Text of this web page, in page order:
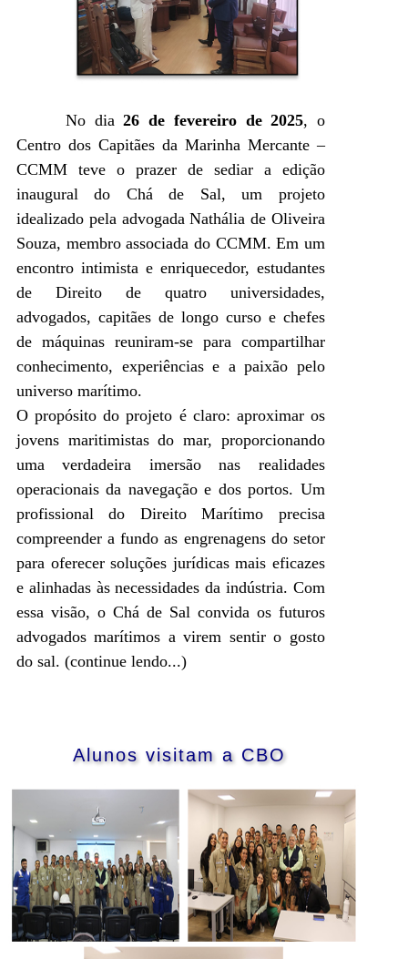
No dia26 de fevereiro de 2025, o
Centro dos Capitães da Marinha Mercante –
CCMM teve o prazer de sediar a edição
inaugural do Chá de Sal, um projeto
idealizado pela advogada Nathália de Oliveira
Souza, membro associada do CCMM. Em um
encontro intimista e enriquecedor, estudantes
de Direito de quatro universidades,
advogados, capitães de longo curso e chefes
de máquinas reuniram-se para compartilhar
conhecimento, experiências e a paixão pelo
universo marítimo.
O propósito do projeto é claro: aproximar os
jovens maritimistas do mar, proporcionando
uma verdadeira imersão nas realidades
operacionais da navegação e dos portos. Um
profissional do Direito Marítimo precisa
compreender a fundo as engrenagens do setor
para oferecer soluções jurídicas mais eficazes
e alinhadas às necessidades da indústria. Com
essa visão, o Chá de Sal convida os futuros
advogados marítimos a virem sentir o gosto
do sal. (continue lendo...)
Alunos visitam a CBO